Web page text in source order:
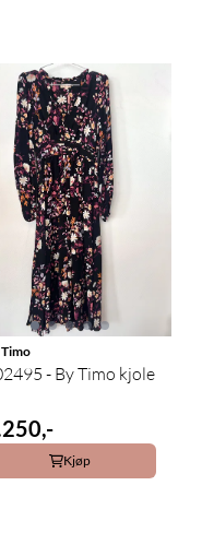
- By Timo kjole
Kjøp